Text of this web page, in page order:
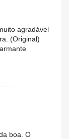
agradável
(Original)
boa. O